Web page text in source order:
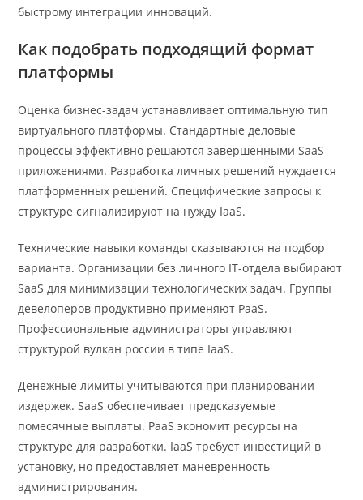
быстрому интеграции инноваций.
Как подобрать подходящий формат
платформы
Оценка бизнес-задач устанавливает оптимальную тип
виртуального платформы. Стандартные деловые
процессы эффективно решаются завершенными SaaS-
приложениями. Разработка личных решений нуждается
платформенных решений. Специфические запросы к
структуре сигнализируют на нужду IaaS.
Технические навыки команды сказываются на подбор
варианта. Организации без личного IT-отдела выбирают
SaaS для минимизации технологических задач. Группы
девелоперов продуктивно применяют PaaS.
Профессиональные администраторы управляют
структурой вулкан россии в типе IaaS.
Денежные лимиты учитываются при планировании
издержек. SaaS обеспечивает предсказуемые
помесячные выплаты. PaaS экономит ресурсы на
структуре для разработки. IaaS требует инвестиций в
установку, но предоставляет маневренность
администрирования.